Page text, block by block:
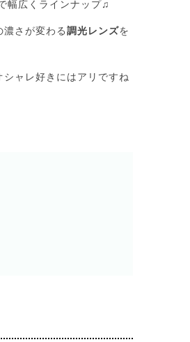
幅広くラインナップ♫
さが変わる調光レンズを
ャレ好きにはアリですね